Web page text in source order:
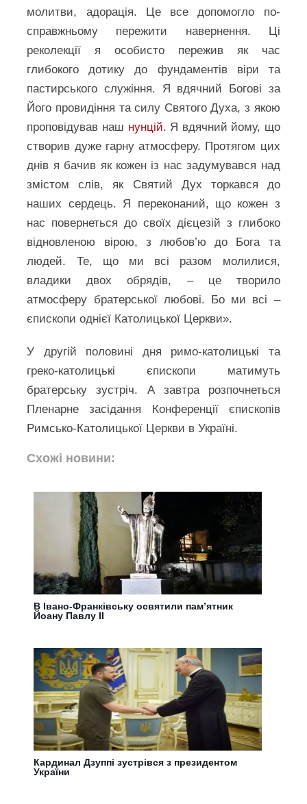
молитви, адорація. Це все допомогло по-
справжньому пережити навернення. Ці
реколекції я особисто пережив як час
глибокого дотику до фундаментів віри та
пастирського служіння. Я вдячний Богові за
Його провидіння та силу Святого Духа, з якою
проповідував наш нунцій. Я вдячний йому, що
створив дуже гарну атмосферу. Протягом цих
днів я бачив як кожен із нас задумувався над
змістом слів, як Святий Дух торкався до
наших сердець. Я переконаний, що кожен з
нас повернеться до своїх дієцезій з глибоко
відновленою вірою, з любов’ю до Бога та
людей. Те, що ми всі разом молилися,
владики двох обрядів, – це творило
атмосферу братерської любові. Бо ми всі –
єпископи однієї Католицької Церкви».
У другій половині дня римо-католицькі та
греко-католицькі єпископи матимуть
братерську зустріч. А завтра розпочнеться
Пленарне засідання Конференції єпископів
Римсько-Католицької Церкви в Україні.
Схожі новини:
В Івано-Франківську освятили пам’ятник
Йоану Павлу ІІ
Кардинал Дзуппі зустрівся з президентом
України